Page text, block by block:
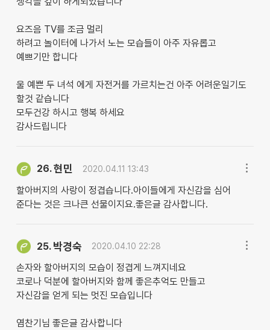
요즈음 TV를 조금 멀리
하려고 놀이터에 나가서 노는 모습들이 아주 자유롭고
예쁘기만 합니다
울 예쁜 두 녀석 에게 자전거를 가르치는건 아주 어려운일기도
할것 같습니다
모두건강 하시고 행복 하세요
감사드립니다
26.현민 2020.04.11 13:43
할아버지의 사랑이 정겹습니다.아이들에게 자신감을 심어
준다는 것은 크나큰 선물이지요.좋은글 감사합니다.
25. 박경숙 2020.04.10 22:28
손자와 할아버지의 모습이 정겹게 느껴지네요
코로나 덕분에 할아버지와 함께 좋은추억도 만들고
자신감을 얻게 되는 멋진 모습입니다
염찬기님 좋은글 감사합니다